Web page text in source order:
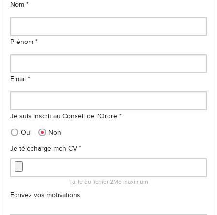
Nom *
Prénom *
Email *
Je suis inscrit au Conseil de l'Ordre *
Oui
Non
Je télécharge mon CV *
Taille du fichier 2Mo maximum
Ecrivez vos motivations